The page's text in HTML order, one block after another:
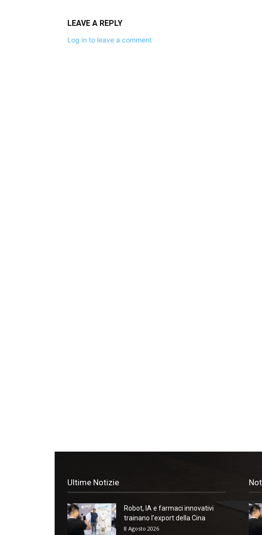
LEAVE A REPLY
Log in to leave a comment
Ultime Notizie
Robot, IA e farmaci innovativi
trainano l’export della Cina
8 Agosto 2026